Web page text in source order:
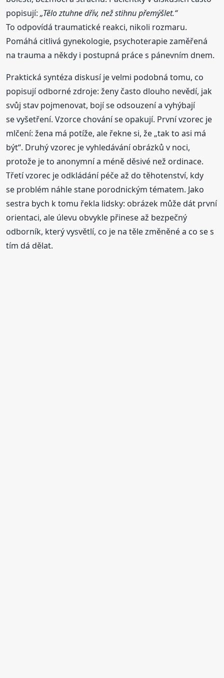
popisují:„Tělo ztuhne dřív, než stihnu přemýšlet.“
To odpovídá traumatické reakci, nikoli rozmaru.
Pomáhá citlivá gynekologie, psychoterapie zaměřená
na trauma a někdy i postupná práce s pánevním dnem.
Praktická syntéza diskusí je velmi podobná tomu, co
popisují odborné zdroje: ženy často dlouho nevědí, jak
svůj stav pojmenovat, bojí se odsouzení a vyhýbají
se vyšetření. Vzorce chování se opakují. První vzorec je
mlčení: žena má potíže, ale řekne si, že „tak to asi má
být“. Druhý vzorec je vyhledávání obrázků v noci,
protože je to anonymní a méně děsivé než ordinace.
Třetí vzorec je odkládání péče až do těhotenství, kdy
se problém náhle stane porodnickým tématem. Jako
sestra bych k tomu řekla lidsky: obrázek může dát první
orientaci, ale úlevu obvykle přinese až bezpečný
odborník, který vysvětlí, co je na těle změněné a co se s
tím dá dělat.